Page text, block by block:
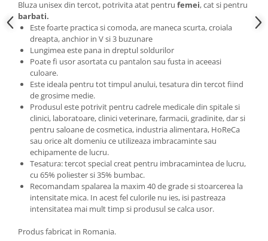
Bluza unisex din tercot, potrivita atat pentru femei, cat si pentru
barbati.
Este foarte practica si comoda, are maneca scurta, croiala
dreapta, anchior in V si 3 buzunare
Lungimea este pana in dreptul soldurilor
Poate fi usor asortata cu pantalon sau fusta in aceeasi
culoare.
Este ideala pentru tot timpul anului, tesatura din tercot fiind
de grosime medie.
Produsul este potrivit pentru cadrele medicale din spitale si
clinici, laboratoare, clinici veterinare, farmacii, gradinite, dar si
pentru saloane de cosmetica, industria alimentara, HoReCa
sau orice alt domeniu ce utilizeaza imbracaminte sau
echipamente de lucru.
Tesatura: tercot special creat pentru imbracamintea de lucru,
cu 65% poliester si 35% bumbac.
Recomandam spalarea la maxim 40 de grade si stoarcerea la
intensitate mica. In acest fel culorile nu ies, isi pastreaza
intensitatea mai mult timp si produsul se calca usor.
Produs fabricat in Romania.